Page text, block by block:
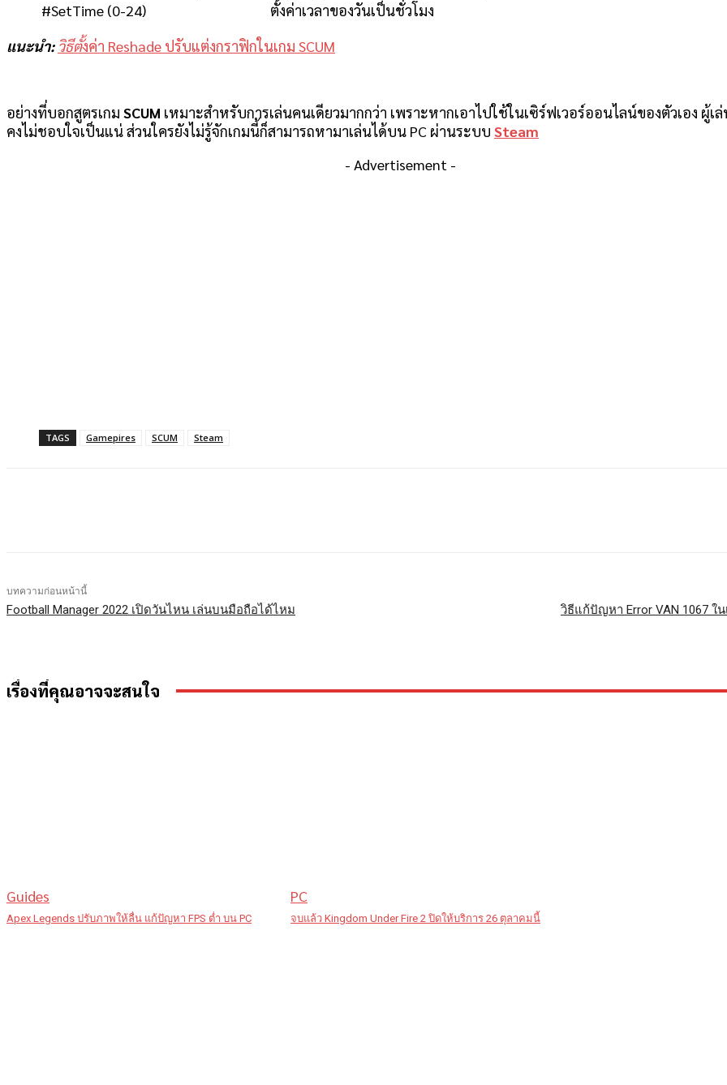
#SetTime (0-24)
ตั้งค่าเวลาของวันเป็นชั่วโมง
แนะนำ: วิธีตั้งค่า Reshade ปรับแต่งกราฟิกในเกม SCUM
อย่างที่บอกสูตรเกม SCUM เหมาะสำหรับการเล่นคนเดียวมากกว่า เพราะหากเอาไปใช้ในเซิร์ฟเวอร์ออนไลน์ของตัวเอง ผู้เ
คงไม่ชอบใจเป็นแน่ ส่วนใครยังไม่รู้จักเกมนี้ก็สามารถหามาเล่นได้บน PC ผ่านระบบ Steam
- Advertisement -
TAGS Gamepires SCUM Steam
บทความก่อนหน้านี้
Football Manager 2022 เปิดวันไหน เล่นบนมือถือได้ไหม วิธีแก้ปัญหา Error VAN 1067 ใ
เรื่องที่คุณอาจจะสนใจ
Guides
Apex Legends ปรับภาพให้ลื่น แก้ปัญหา FPS ต่ำ บน PC
PC
จบแล้ว Kingdom Under Fire 2 ปิดให้บริการ 26 ตุลาคมนี้